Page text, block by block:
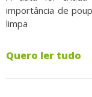
importância de
limpa
Quero ler tudo